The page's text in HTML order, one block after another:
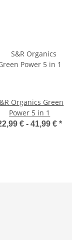
Organics Green
Power 5 in 1
€ - 41,99 € *